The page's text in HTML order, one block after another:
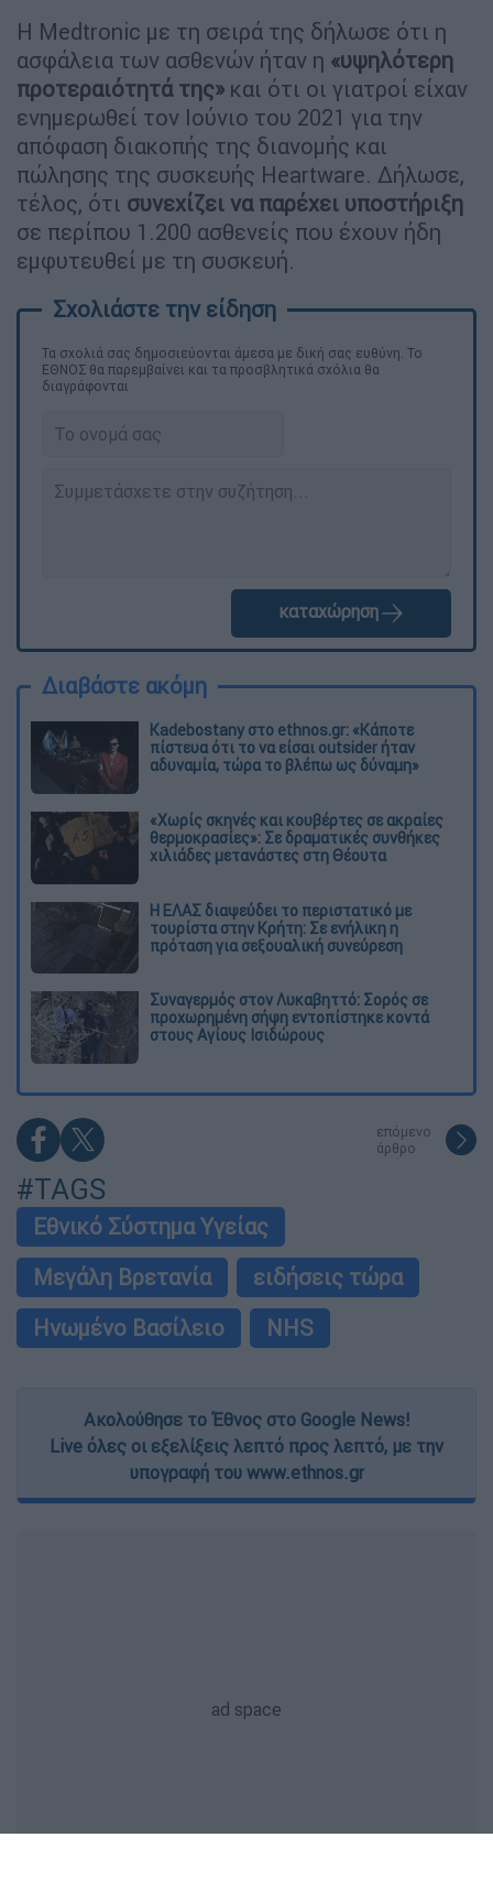
Η Medtronic με τη σειρά της δήλωσε ότι η
ασφάλεια των ασθενών ήταν η «υψηλότερη
προτεραιότητά της» και ότι οι γιατροί είχαν
ενημερωθεί τον Ιούνιο του 2021 για την
απόφαση διακοπής της διανομής και
πώλησης της συσκευής Heartware. Δήλωσε,
τέλος, ότι συνεχίζει να παρέχει υποστήριξη
σε περίπου 1.200 ασθενείς που έχουν ήδη
εμφυτευθεί με τη συσκευή.
Τα σχολιά σας δημοσιεύονται άμεσα με δική σας ευθύνη. Το
ΕΘΝΟΣ θα παρεμβαίνει και τα προσβλητικά σχόλια θα
διαγράφονται
καταχώρηση
Διαβάστε ακόμη
Kadebostany στο ethnos.gr: «Κάποτε
πίστευα ότι το να είσαι outsider ήταν
αδυναμία, τώρα το βλέπω ως δύναμη»
«Χωρίς σκηνές και κουβέρτες σε ακραίες
θερμοκρασίες»: Σε δραματικές συνθήκες
χιλιάδες μετανάστες στη Θέουτα
Η ΕΛΑΣ διαψεύδει το περιστατικό με
τουρίστα στην Κρήτη: Σε ενήλικη η
πρόταση για σεξουαλική συνεύρεση
Συναγερμός στον Λυκαβηττό: Σορός σε
προχωρημένη σήψη εντοπίστηκε κοντά
στους Αγίους Ισιδώρους
επόμενο
άρθρο
#TAGS
Εθνικό Σύστημα Υγείας
Μεγάλη Βρετανία
ειδήσεις τώρα
Ηνωμένο Βασίλειο
NHS
Ακολούθησε το Έθνος στο Google News!
Live όλες οι εξελίξεις λεπτό προς λεπτό, με την
υπογραφή του www.ethnos.gr